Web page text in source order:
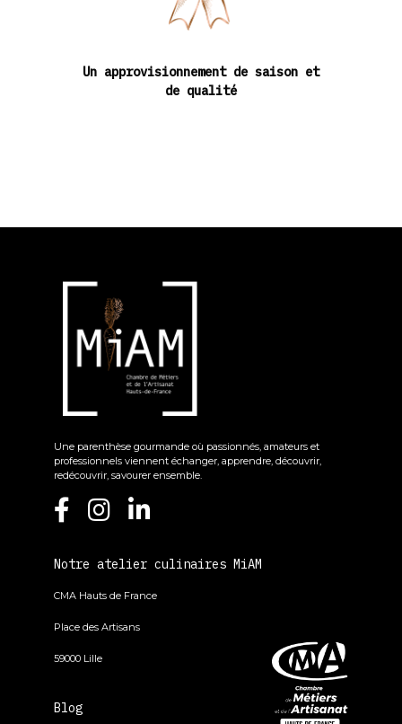
Un approvisionnement de saison et
de qualité
Une parenthèse gourmande où passionnés, amateurs et
professionnels viennent échanger, apprendre, découvrir,
redécouvrir, savourer ensemble.
Notre atelier culinaires MiAM
CMA Hauts de France
Place des Artisans
59000 Lille
Blog